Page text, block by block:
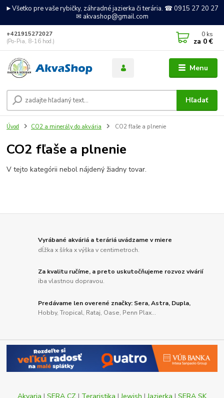
►Všetko pre vaše rybičky, záhradné jazierka či terária. ☎ 0915 27 20 27
✉ akvashop@gmail.com
Menu
Hľadať
+421915272027
(Po-Pia, 8-16 hod.)
0 ks
za 0 €
Úvod CO2 a minerály do akvária CO2 fľaše a plnenie
CO2 fľaše a plnenie
V tejto kategórii nebol nájdený žiadny tovar.
Vyrábané akváriá a teráriá uvádzame v miere
dĺžka x šírka x výška v centimetroch.
Za kvalitu ručíme, a preto uskutočňujeme rozvoz vivárií
iba vlastnou dopravou.
Predávame len overené značky: Sera, Astra, Dupla,
Hobby, Tropical, Rataj, Oase, Penn Plax...